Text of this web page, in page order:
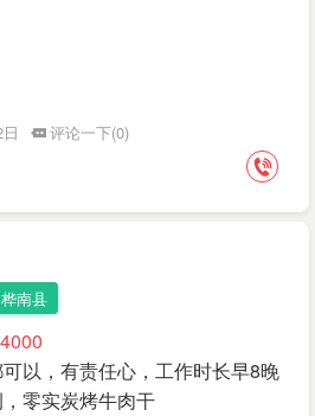
评论一下(0)
桦南县
以，有责任心，工作时长早8晚
零实炭烤牛肉干